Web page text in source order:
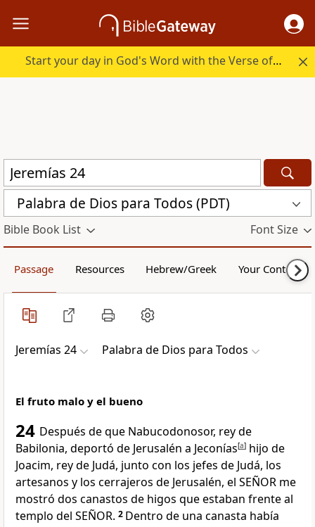
Start your day in God's Word with the Verse of the Day.
Palabra de Dios para Todos (PDT)
Bible Book List Font Size
Passage Resources Hebrew/Greek Your Content
Jeremías 24 Palabra de Dios para Todos
El fruto malo y el bueno
24 Después de que Nabucodonosor, rey de
Babilonia, deportó de Jerusalén a Jeconías[a] hijo de
Joacim, rey de Judá, junto con los jefes de Judá, los
artesanos y los cerrajeros de Jerusalén, el SEÑOR me
mostró dos canastos de higos que estaban frente al
templo del SEÑOR. 2 Dentro de una canasta había